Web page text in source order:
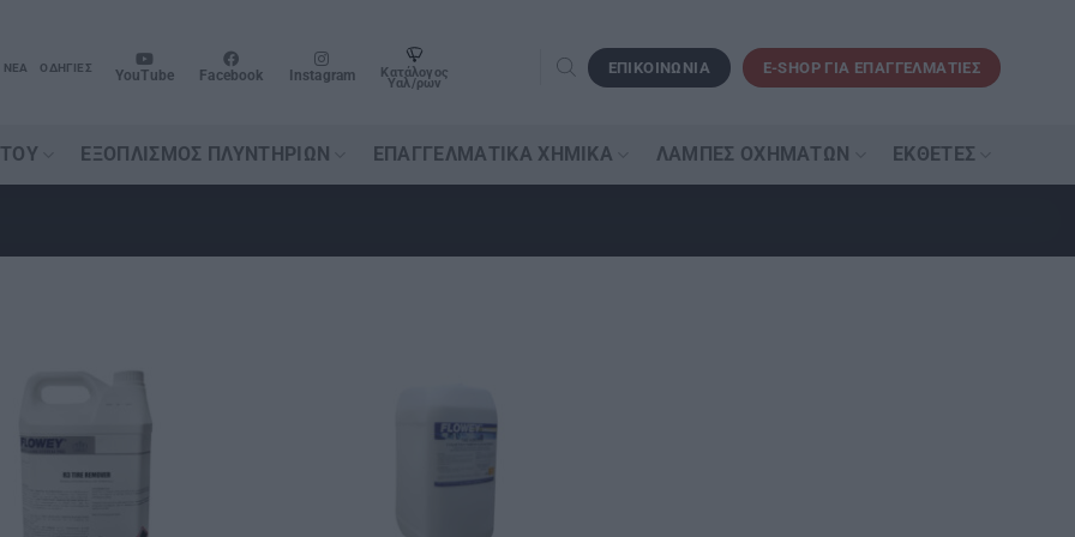
ΝΈΑ ΟΔΗΓΊΕΣ YouTube Facebook Instagram Κατάλογος
Υαλ/ρων
ΕΠΙΚΟΙΝΩΝΙΑ E-SHOP ΓΙΑ ΕΠΑΓΓΕΛΜΑΤΙΕΣ
ΕΞΟΠΛΙΣΜΌΣ ΠΛΥΝΤΗΡΊΩΝ ΕΠΑΓΓΕΛΜΑΤΙΚΆ ΧΗΜΙΚΆ ΛΆΜΠΕΣ ΟΧΗΜΆΤΩΝ ΕΚΘΈΤΕΣ